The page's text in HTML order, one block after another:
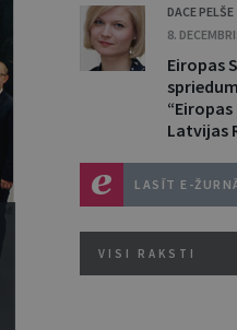
DACE PELŠE
8.
Eiropas
Latvijas
LASĪT E-
VISI RAKSTI